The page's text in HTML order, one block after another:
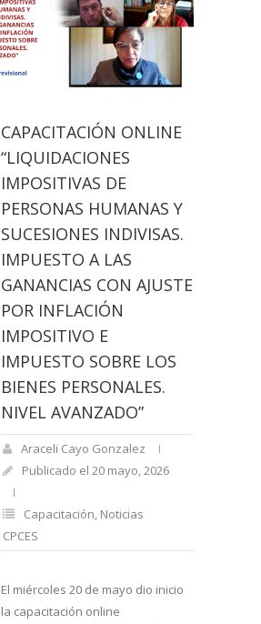
CAPACITACIÓN ONLINE
“LIQUIDACIONES
IMPOSITIVAS DE
PERSONAS HUMANAS Y
SUCESIONES INDIVISAS.
IMPUESTO A LAS
GANANCIAS CON AJUSTE
POR INFLACIÓN
IMPOSITIVO E
IMPUESTO SOBRE LOS
BIENES PERSONALES.
NIVEL AVANZADO”
Araceli Cayo Gonzalez
Publicado el 20 mayo, 2026
Capacitación Noticias
CPCES
El miércoles 20 de mayo dio inicio
la capacitación online